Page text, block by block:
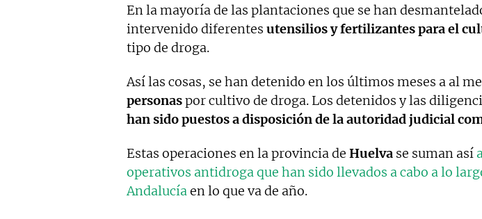
En la mayoría de las plantaciones que se han
intervenido diferentes utensilios y fertilizantes para el
tipo de droga.
Así las cosas, se han detenido en los últimos meses a al
personaspor cultivo de droga. Los detenidos y las
han sido puestos a disposición de la autoridad judicial
Estas operaciones en la provincia de Huelva se suman así
operativos antidroga que han sido llevados a cabo a lo
Andalucíaen lo que va de año.